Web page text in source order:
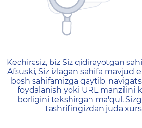
404 —
Kechirasiz, biz Siz qidirayotgan
Afsuski, Siz izlagan sahifa mavjud
bosh sahifamizga qaytib,
foydalanish yoki URL manzilini
borligini tekshirgan ma'qul.
tashrifingizdan juda